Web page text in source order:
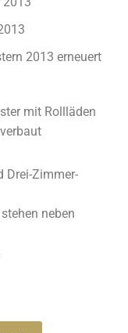
2013 erneuert
mit Rollläden
Drei-Zimmer-
neben